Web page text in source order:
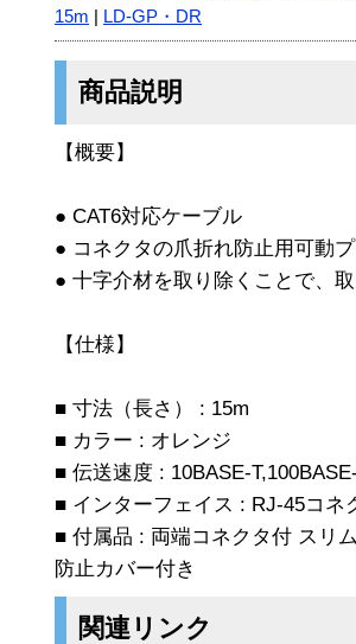
15m
LD-GP・DR
商品説明
【概要】
● CAT6対応ケーブル
● コネクタの爪折れ防止用可動
● 十字介材を取り除くことで、
【仕様】
■ 寸法（長さ） : 15m
■ カラー : オレンジ
■ 伝送速度 : 10BASE-
■ インターフェイス : RJ-45コネ
■ 付属品 : 両端コネクタ付 スリ
防止カバー付き
関連リンク